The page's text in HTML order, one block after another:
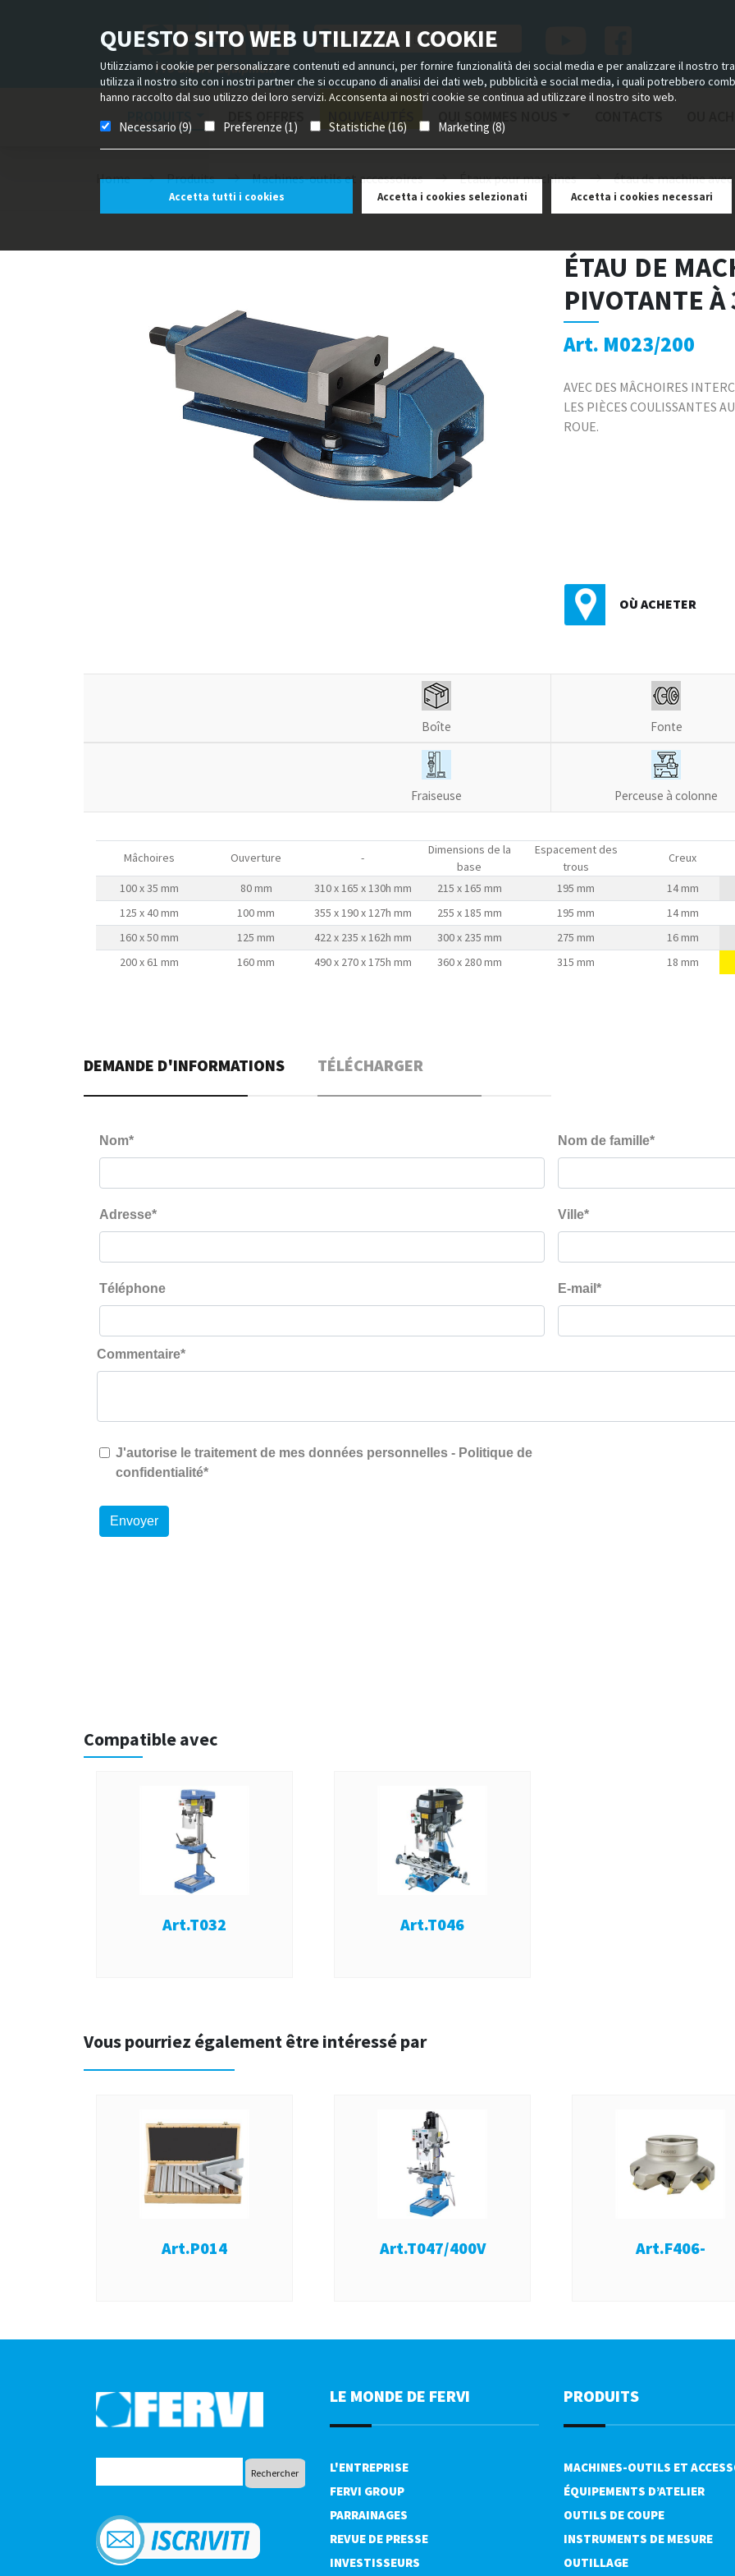
QUESTO SITO WEB UTILIZZA I COOKIE
Utilizziamo i cookie per personalizzare contenuti ed annunci, per fornire funzionalità dei social media e per analizzare il nostro
utilizza il nostro sito con i nostri partner che si occupano di analisi dei dati web, pubblicità e social media, i quali potrebbero
hanno raccolto dal suo utilizzo dei loro servizi. Acconsenta ai nostri cookie se continua ad utilizzare il nostro sito web.
Necessario (9) Preferenze (1) Statistiche (16) Marketing (8)
Accetta tutti i cookies Accetta i cookies selezionati Accetta i cookies necessari
Home Produits Machines-outils et accessoires Étaux pour machines étau de machine
ÉTAU DE
PIVOTANTE À
Art. M023/200
AVEC DES MÂCHOIRES
LES PIÈCES COULISSANTES
ROUE.
OÙ ACHETER
Boîte Fonte
Fraiseuse Perceuse à colonne
Mâchoires Ouverture -
Dimensions de la
base
Espacement des
trous
Creux
100 x 35 mm 80 mm 310 x 165 x 130h mm 215 x 165 mm 195 mm 14 mm
125 x 40 mm
100 mm 355 x 190 x 127h mm 255 x 185 mm 195 mm 14 mm
160 x 50 mm
125 mm 422 x 235 x 162h mm 300 x 235 mm 275 mm 16 mm
200 x 61 mm
160 mm 490 x 270 x 175h mm 360 x 280 mm 315 mm 18 mm
DEMANDE D'INFORMATIONS TÉLÉCHARGER
Compatible avec
Art.T032 Art.T046
Vous pourriez également être intéressé par
Art.P014 Art.T047/400V Art.F406-
LE MONDE DE FERVI
L'ENTREPRISE
FERVI GROUP
PARRAINAGES
REVUE DE PRESSE
INVESTISSEURS
PRODUITS
MACHINES-OUTILS ET
ÉQUIPEMENTS D’ATELIER
OUTILS DE COUPE
INSTRUMENTS DE MESURE
OUTILLAGE